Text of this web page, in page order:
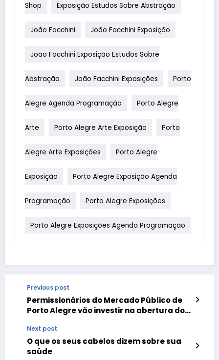
Shop Exposição Estudos Sobre Abstração
João Facchini João Facchini Exposição
João Facchini Exposição Estudos Sobre
Abstração João Facchini Exposições Porto
Alegre Agenda Programação Porto Alegre
Arte Porto Alegre Arte Exposição Porto
Alegre Arte Exposições Porto Alegre
Exposição Porto Alegre Exposição Agenda
Programação Porto Alegre Exposições
Porto Alegre Exposições Agenda Programação
Previous post
Permissionários do Mercado Público de
Porto Alegre vão investir na abertura do
Next post
O que os seus cabelos dizem sobre sua
saúde